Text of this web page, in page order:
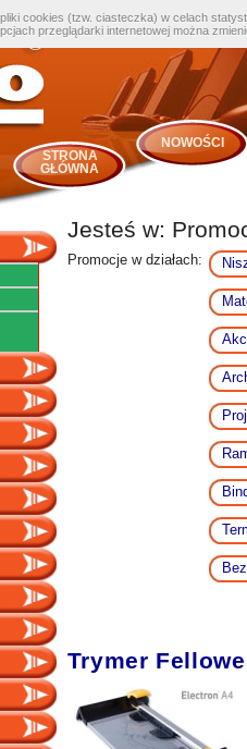
cookies (tzw. ciasteczka) w celach
przeglądarki internetowej można
STRONA
GŁÓWNA
NOWOŚCI
Jesteś w:
Promocje w działach:
Trymer